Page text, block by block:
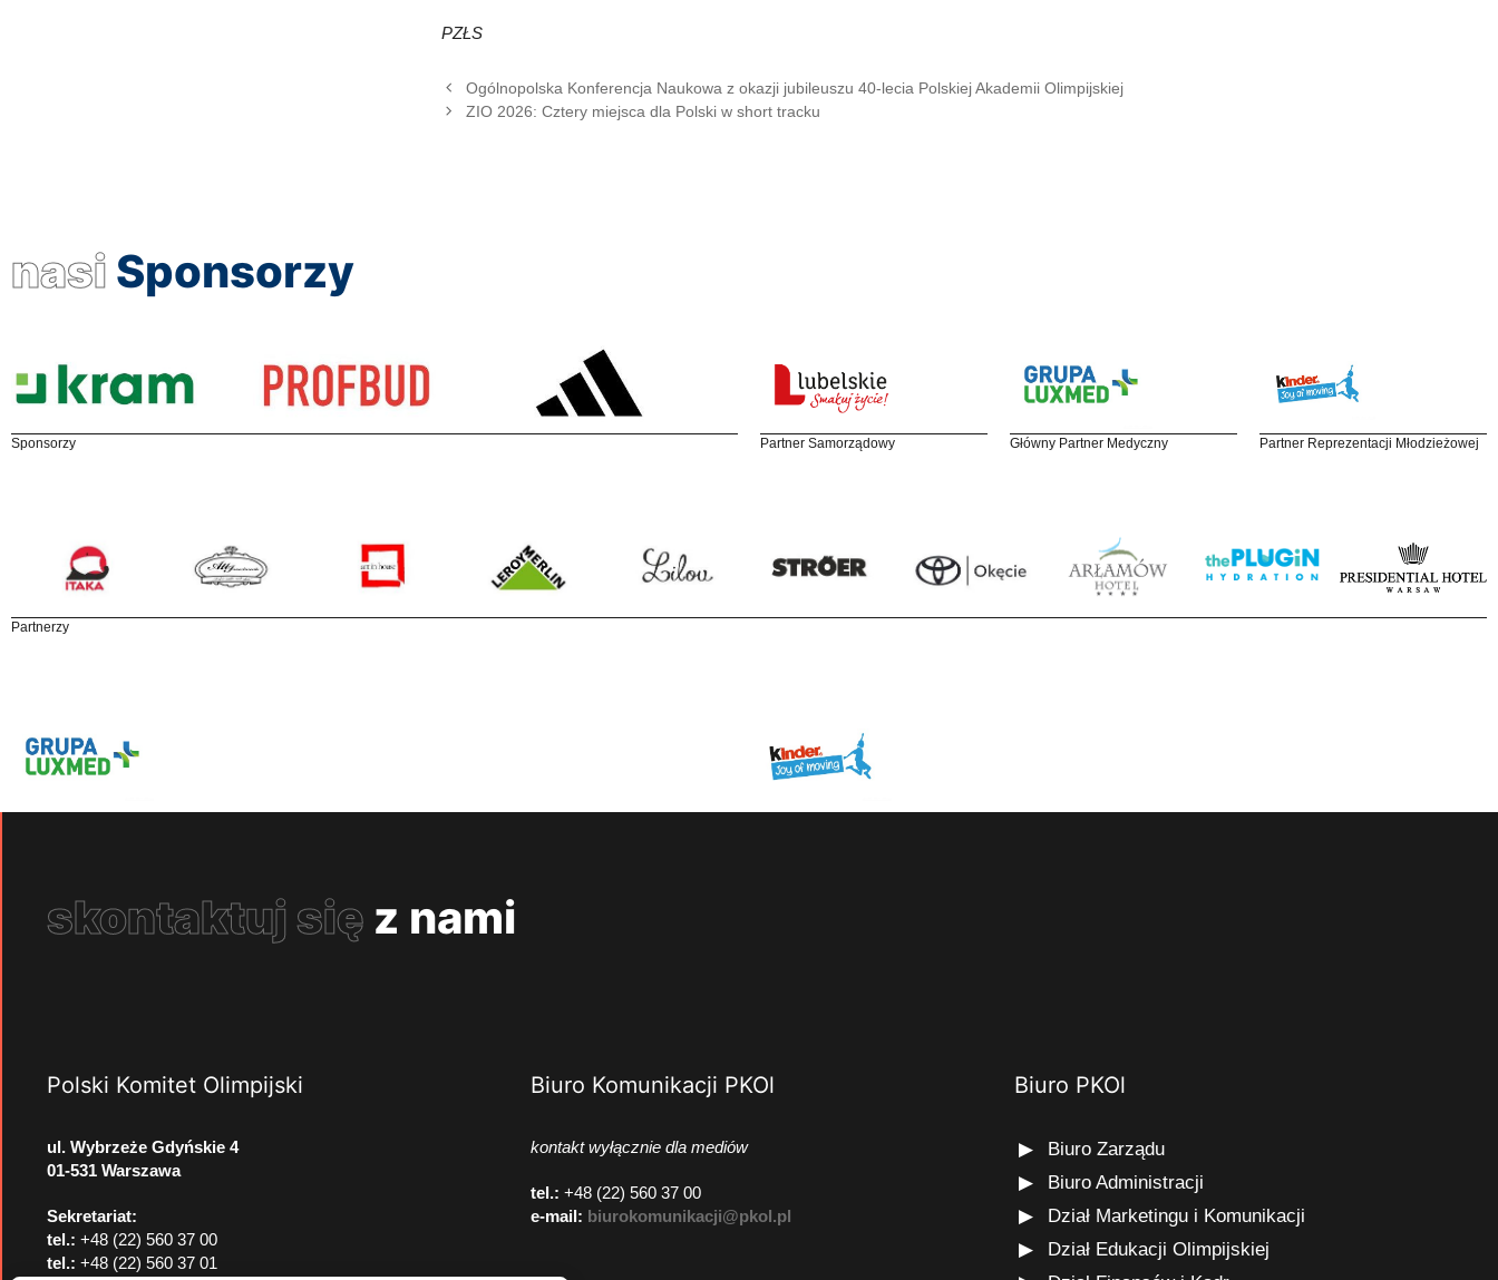
PZŁS
Ogólnopolska Konferencja Naukowa z okazji jubileuszu 40-lecia Polskiej Akademii Olimpijskiej
ZIO 2026: Cztery miejsca dla Polski w short tracku
nasi Sponsorzy
Sponsorzy Partner Samorządowy Główny Partner Medyczny Partner Reprezentacji Młodzieżowej
Partnerzy
skontaktuj się z nami
Polski Komitet Olimpijski
ul. Wybrzeże Gdyńskie 4
01-531 Warszawa
Sekretariat:
tel.: +48 (22) 560 37 00
tel.: +48 (22) 560 37 01
Biuro Komunikacji PKOl
kontakt wyłącznie dla mediów
tel.: +48 (22) 560 37 00
e-mail: biurokomunikacji@pkol.pl
Biuro PKOl
Biuro Zarządu
Biuro Administracji
Dział Marketingu i Komunikacji
Dział Edukacji Olimpijskiej